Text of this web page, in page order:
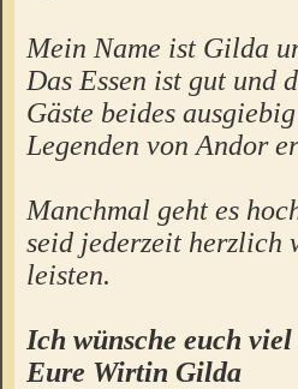
Mein Name ist Gilda
Das Essen ist gut und
Gäste beides
Legenden von Andor
Manchmal geht es
seid jederzeit herzlich
leisten.
Ich wünsche euch
Eure Wirtin Gilda